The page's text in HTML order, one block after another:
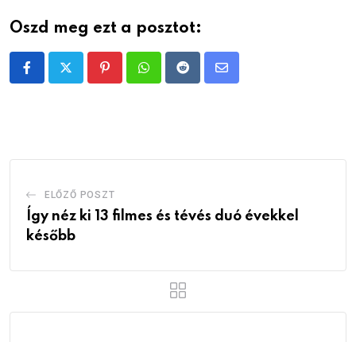
Oszd meg ezt a posztot:
PinterestWhatsappRedditShare
ELŐZŐ POSZT
Így néz ki 13 filmes és tévés duó évekkel
később